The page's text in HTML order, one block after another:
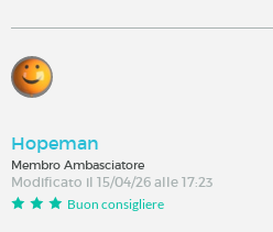
Hopeman
Membro Ambasciatore
Modificato il 15/04/26 alle 17:23
Buon consigliere